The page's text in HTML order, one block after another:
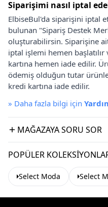
Siparişimi nasıl iptal
ElbiseBul'da siparişini iptal
bulunan "Sipariş Destek
oluşturabilirsin. Siparişine
iptal işlemi hemen
kartına hemen iade edilir.
ödemiş olduğun tutar
kredi kartına iade edilir.
» Daha fazla bilgi için
MAĞAZAYA SORU SOR
POPÜLER
Select Moda Select